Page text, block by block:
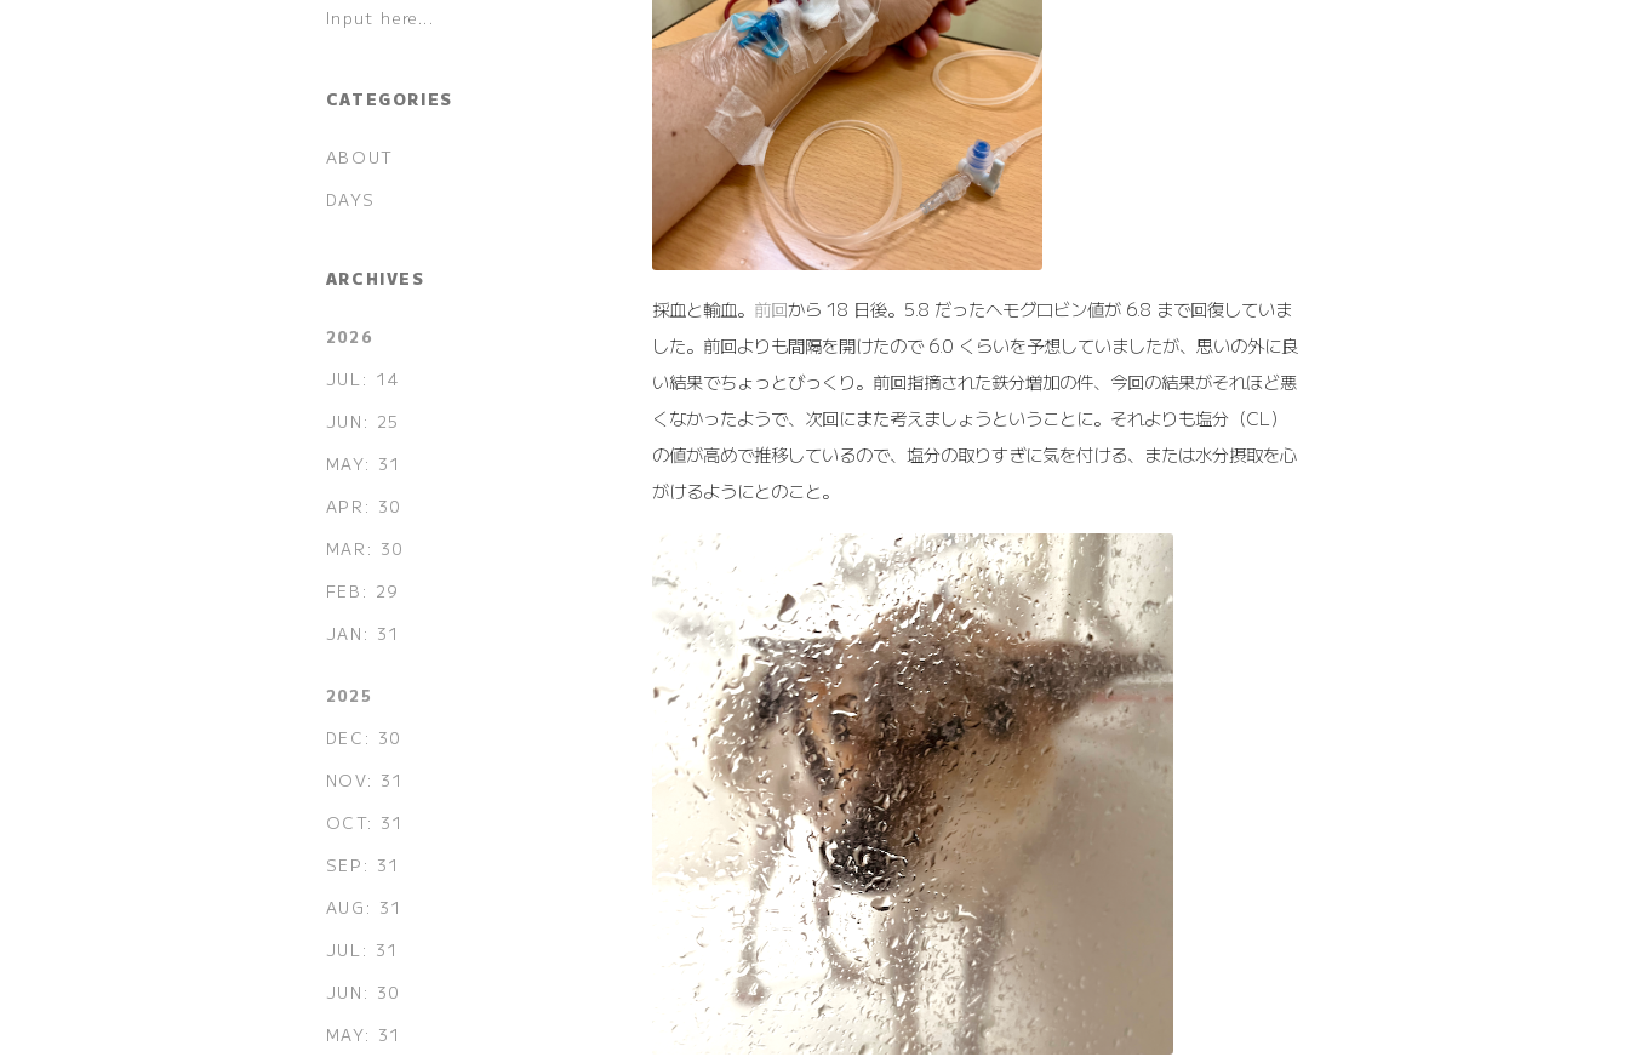
CATEGORIES
ABOUT
DAYS
ARCHIVES
2026
JUL: 14
JUN: 25
MAY: 31
APR: 30
MAR: 30
FEB: 29
JAN: 31
2025
DEC: 30
NOV: 31
OCT: 31
SEP: 31
AUG: 31
JUL: 31
JUN: 30
MAY: 31
採血と輸血。 前回から 18 日後。5.8 だったヘモグロビン値が 6.8 まで回復していま
した。前回よりも間隔を開けたので 6.0 くらいを予想していましたが、思いの外に良
い結果でちょっとびっくり。前回指摘された鉄分増加の件、今回の結果がそれほど悪
くなかったようで、次回にまた考えましょうということに。それよりも塩分（CL）
の値が高めで推移しているので、塩分の取りすぎに気を付ける、または水分摂取を心
がけるようにとのこと。